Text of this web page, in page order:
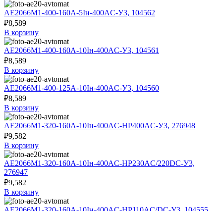
АЕ2066М1-400-160А-5Iн-400AC-У3, 104562
₽8,589
В корзину
АЕ2066М1-400-160А-10Iн-400AC-У3, 104561
₽8,589
В корзину
АЕ2066М1-400-125А-10Iн-400AC-У3, 104560
₽8,589
В корзину
АЕ2066М1-320-160А-10Iн-400AC-НР400AC-У3, 276948
₽9,582
В корзину
АЕ2066М1-320-160А-10Iн-400AC-НР230AC/220DC-У3,
276947
₽9,582
В корзину